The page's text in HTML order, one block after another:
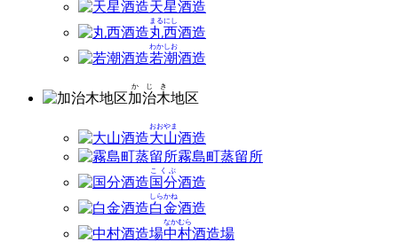
天星酒造
丸西
まるにし
酒造
若潮
わかしお
酒造
加治木
かじき
地区
大山
おおやま
酒造
霧島町蒸留所
国分
こくぶ
酒造
白金
しらかね
酒造
中村
なかむら
酒造場